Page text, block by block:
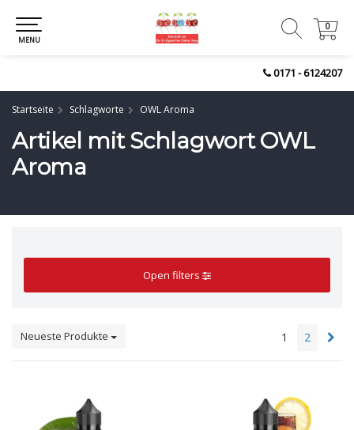
0171 - 6124207
0
0
MENU
Startseite Schlagworte OWL Aroma
Artikel mit Schlagwort OWL
Aroma
Open filters
Neueste Produkte 1 2